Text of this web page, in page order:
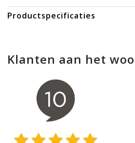
Productspecificaties
Klanten aan het